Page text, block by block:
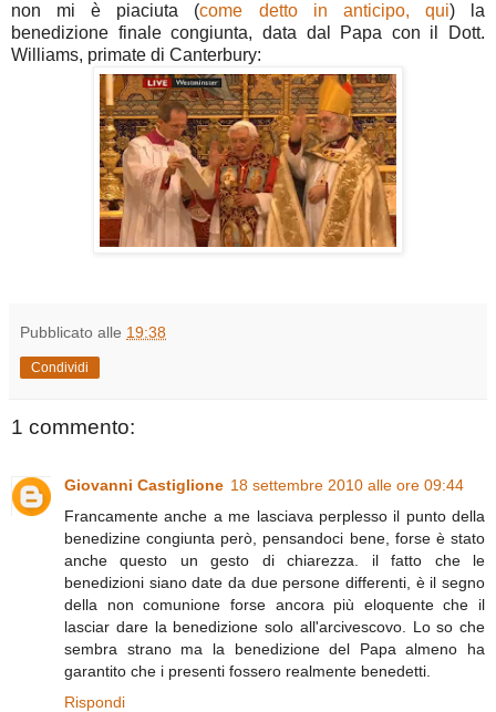
non mi è piaciuta (come detto in anticipo, qui) la
benedizione finale congiunta, data dal Papa con il Dott.
Williams, primate di Canterbury:
Pubblicato alle 19:38
Condividi
1 commento:
Giovanni Castiglione 18 settembre 2010 alle ore 09:44
Francamente anche a me lasciava perplesso il punto della
benedizine congiunta però, pensandoci bene, forse è stato
anche questo un gesto di chiarezza. il fatto che le
benedizioni siano date da due persone differenti, è il segno
della non comunione forse ancora più eloquente che il
lasciar dare la benedizione solo all'arcivescovo. Lo so che
sembra strano ma la benedizione del Papa almeno ha
garantito che i presenti fossero realmente benedetti.
Rispondi